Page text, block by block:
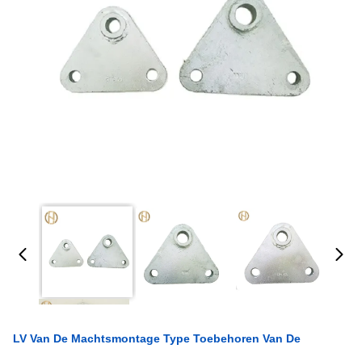
LV Van De Machtsmontage Type Toebehoren Van De